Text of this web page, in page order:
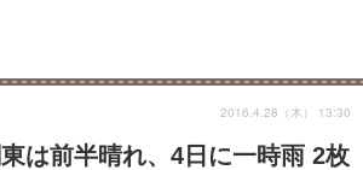
東は前半晴れ、4日に一時雨 2枚
2016.4.28（木） 13:30